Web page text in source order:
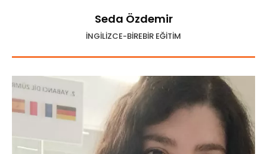
Seda Özdemir
İNGİLİZCE-BİREBİR EĞİTİM